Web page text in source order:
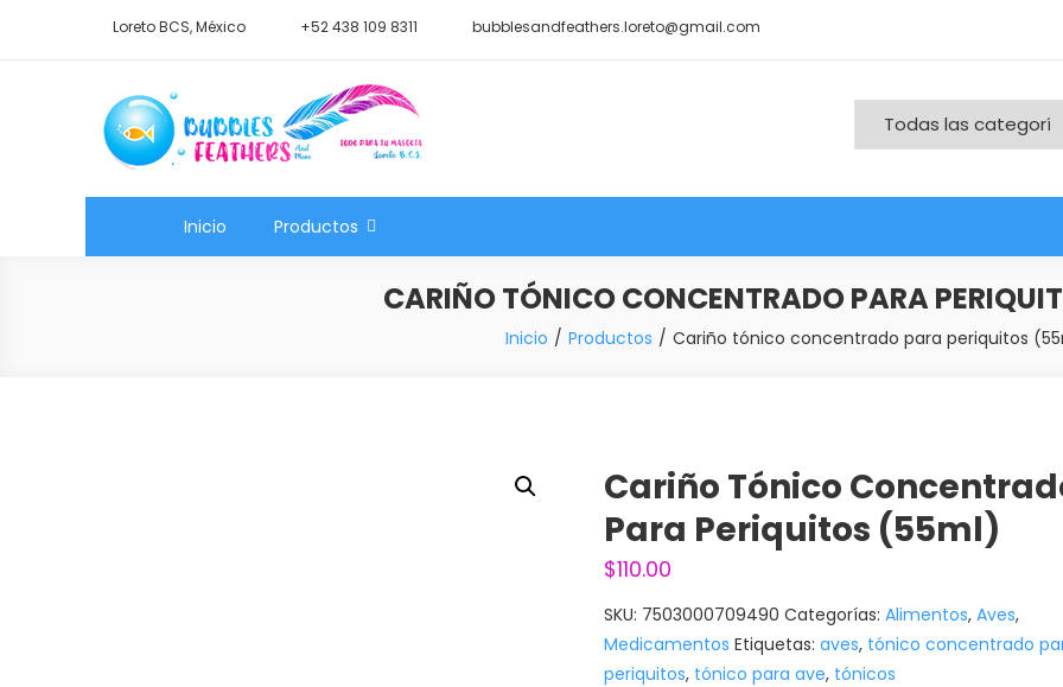
Loreto BCS, México +52 438 109 8311 bubblesandfeathers.loreto@gmail.com
Shop Bubbles Feathers And More
Inicio
Productos
CARIÑO TÓNICO CONCENTRADO PARA
Inicio Productos Cariño tónico concentrado para periquitos
Cariño Tónico
Para Periquitos (55ml)
$110.00
SKU: 7503000709490 Categorías: Alimentos, Aves,
Medicamentos Etiquetas: aves, tónico concentrado
periquitos, tónico para ave, tónicos